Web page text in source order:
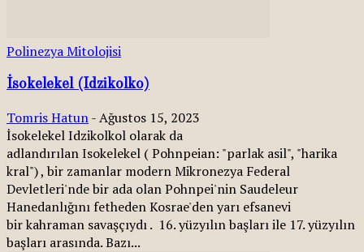
Polinezya Mitolojisi
İsokelekel (Idzikolko)
Tomris Hatun-Ağustos 15, 2023
İsokelekel Idzikolkol olarak da
adlandırılan Isokelekel ( Pohnpeian: "parlak asil", "harika
kral") , bir zamanlar modern Mikronezya Federal
Devletleri'nde bir ada olan Pohnpei'nin Saudeleur
Hanedanlığını fetheden Kosrae'den yarı efsanevi
bir kahraman savaşçıydı . 16. yüzyılın başları ile 17. yüzyılın
başları arasında. Bazı...